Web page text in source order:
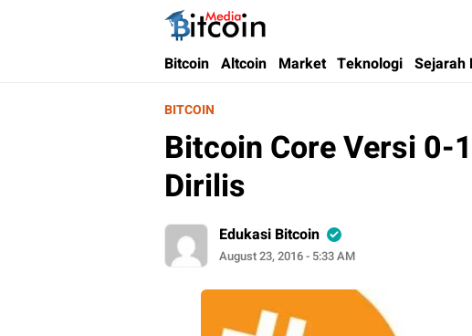
Bitcoin Media Indonesia
Media Bitcoin dan Cryptocurrency, dan Blockchain di
Bitcoin Altcoin Market Teknologi Sejarah
BITCOIN
Bitcoin Core Versi 0-
Dirilis
Edukasi Bitcoin
August 23, 2016 - 5:33 AM